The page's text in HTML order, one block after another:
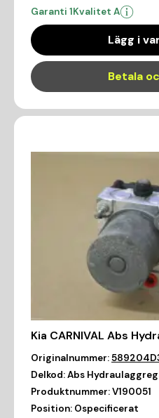
Garanti 1Kvalitet A
Lägg i
Betala
Kia CARNIVAL Abs
Originalnummer:
Delkod:Abs
Produktnummer:V190051
Position: Ospecificerat